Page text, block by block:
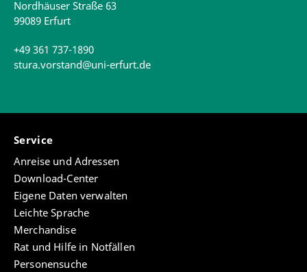
Nordhäuser Straße 63
99089 Erfurt
+49 361 737-1890
stura.vorstand@uni-erfurt.de
Service
Anreise und Adressen
Download-Center
Eigene Daten verwalten
Leichte Sprache
Merchandise
Rat und Hilfe in Notfällen
Personensuche